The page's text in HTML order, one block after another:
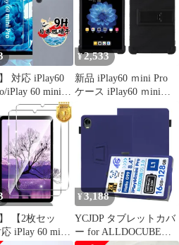
Pro 8.4イン
レット フィルム
ス 液晶 保...
: ‎対応 iP
Alldocube iPlay60mini
Pro 8.4インチ タブレッ
ト フィルム 強化ガラス
液晶 保護フィルム ケー
対応 iPlay60
iPlay 60 mini
ラスフィルム
ルム 【2枚セ
本旭硝子製】 対
iPlay
8.4インチ
¥2,533
新品 iPlay60 ｍini Pro
ケース iPlay60 ｍini
Turbo ケース iPlay60ｍ
ini Pro/iPlay60ｍini
Turbo カバー
【Trocent】
ALLDOCUBE 8.4イン
チ タブレットケース ソ
フトTPU 調節可能
【2枚セッ
iPlay 60 mini
¥3,188
YCJDP タブレットカバ
ー for ALLDOCUBE